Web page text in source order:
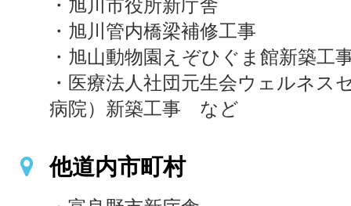
・旭川市役所新庁舎
・旭川管内橋梁補修工事
・旭山動物園えぞひぐま館新築工
・医療法人社団元生会ウェルネス
病院）新築工事 など
他道内市町村